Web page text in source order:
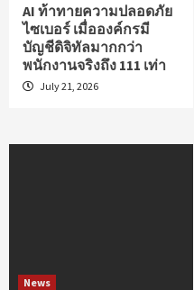
AI ท้าทายความปลอดภัย
ไซเบอร์ เมื่อองค์กรมี
บัญชีดิจิทัลมากกว่า
พนักงานจริงถึง 111 เท่า
July 21, 2026
News